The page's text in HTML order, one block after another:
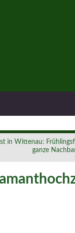
in Wittenau:
ganze